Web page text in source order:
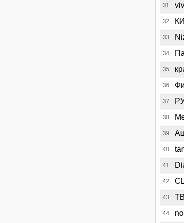
31
32
33
34
35
36
37
38
39
40
41
42
43
44